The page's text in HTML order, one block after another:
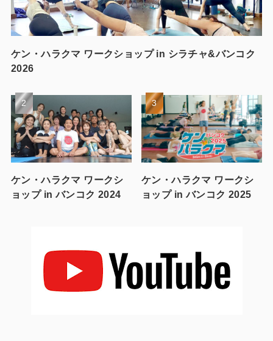
ケン・ハラクマ ワークショップ in シラチャ&バンコク
2026
ケン・ハラクマ ワークシ
ョップ in バンコク 2024
ケン・ハラクマ ワークシ
ョップ in バンコク 2025